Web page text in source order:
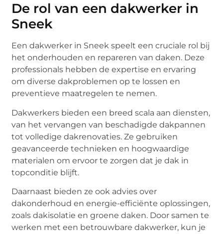
De rol van een dakwerker in
Sneek
Een dakwerker in Sneek speelt een cruciale rol bij
het onderhouden en repareren van daken. Deze
professionals hebben de expertise en ervaring
om diverse dakproblemen op te lossen en
preventieve maatregelen te nemen.
Dakwerkers bieden een breed scala aan diensten,
van het vervangen van beschadigde dakpannen
tot volledige dakrenovaties. Ze gebruiken
geavanceerde technieken en hoogwaardige
materialen om ervoor te zorgen dat je dak in
topconditie blijft.
Daarnaast bieden ze ook advies over
dakonderhoud en energie-efficiënte oplossingen,
zoals dakisolatie en groene daken. Door samen te
werken met een betrouwbare dakwerker, kun je